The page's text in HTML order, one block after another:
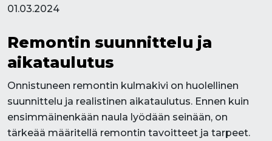
01.03.2024
Remontin suunnittelu ja
aikataulutus
Onnistuneen remontin kulmakivi on huolellinen
suunnittelu ja realistinen aikataulutus. Ennen kuin
ensimmäinenkään naula lyödään seinään, on
tärkeää määritellä remontin tavoitteet ja tarpeet.